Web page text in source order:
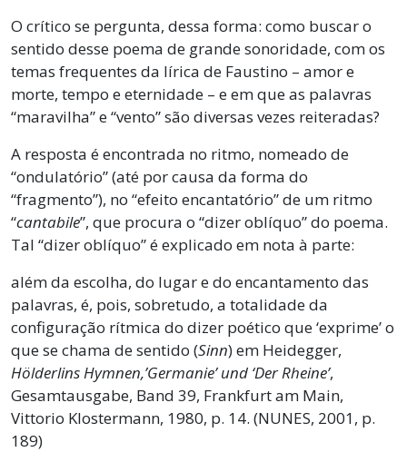
O crítico se pergunta, dessa forma: como buscar o
sentido desse poema de grande sonoridade, com os
temas frequentes da lírica de Faustino – amor e
morte, tempo e eternidade – e em que as palavras
“maravilha” e “vento” são diversas vezes reiteradas?
A resposta é encontrada no ritmo, nomeado de
“ondulatório” (até por causa da forma do
“fragmento”), no “efeito encantatório” de um ritmo
“cantabile”, que procura o “dizer oblíquo” do poema.
Tal “dizer oblíquo” é explicado em nota à parte:
além da escolha, do lugar e do encantamento das
palavras, é, pois, sobretudo, a totalidade da
configuração rítmica do dizer poético que ‘exprime’ o
que se chama de sentido (Sinn) em Heidegger,
Hölderlins Hymnen,’Germanie’ und ‘Der Rheine’,
Gesamtausgabe, Band 39, Frankfurt am Main,
Vittorio Klostermann, 1980, p. 14. (NUNES, 2001, p.
189)